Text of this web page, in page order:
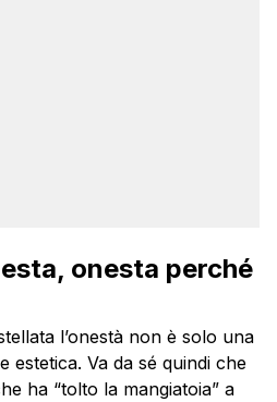
onesta perché
l’onestà non è solo una
estetica. Va da sé quindi che
ha “tolto la mangiatoia” a